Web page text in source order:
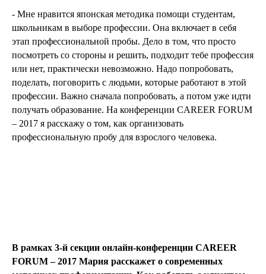
- Мне нравится японская методика помощи студентам,
школьникам в выборе профессии. Она включает в себя
этап профессиональной пробы. Дело в том, что просто
посмотреть со стороны и решить, подходит тебе профессия
или нет, практически невозможно. Надо попробовать,
поделать, поговорить с людьми, которые работают в этой
профессии. Важно сначала попробовать, а потом уже идти
получать образование. На конференции CAREER FORUM
– 2017 я расскажу о том, как организовать
профессиональную пробу для взрослого человека.
В рамках 3-й секции онлайн-конференции CAREER
FORUM – 2017 Мария расскажет о современных